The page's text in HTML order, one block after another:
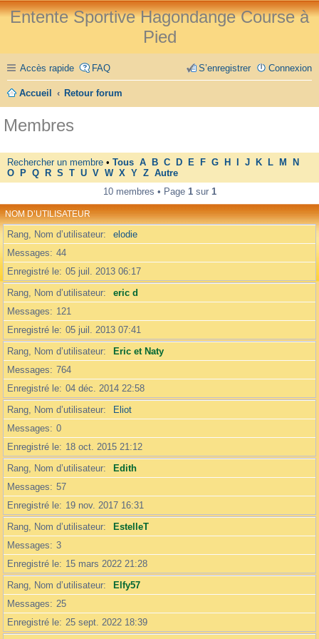
Entente Sportive Hagondange Course à
Pied
Accès rapide FAQ Connexion
S’enregistrer
Accueil Retour forum
Membres
Rechercher un membre • Tous A B C D E F G H J K L M
N
O
P Q R S T U V W X Y Z Autre
10 membres • Page 1sur 1
NOM D’UTILISATEUR
Rang, Nom d’utilisateur
elodie
Messages
44
Enregistré le 05 juil. 2013 06:17
Rang, Nom d’utilisateur
eric d
Messages
121
Enregistré le 05 juil. 2013 07:41
Rang, Nom d’utilisateur
Eric et Naty
Messages
764
Enregistré le 04 déc. 2014 22:58
Rang, Nom d’utilisateur
Eliot
Messages
0
Enregistré le
18 oct. 2015 21:12
Rang, Nom d’utilisateur
Edith
Messages
57
Enregistré le
19 nov. 2017 16:31
Rang, Nom d’utilisateur
EstelleT
Messages
3
Enregistré le
15 mars 2022 21:28
Rang, Nom d’utilisateur
Elfy57
Messages
25
Enregistré le 25 sept. 2022 18:39